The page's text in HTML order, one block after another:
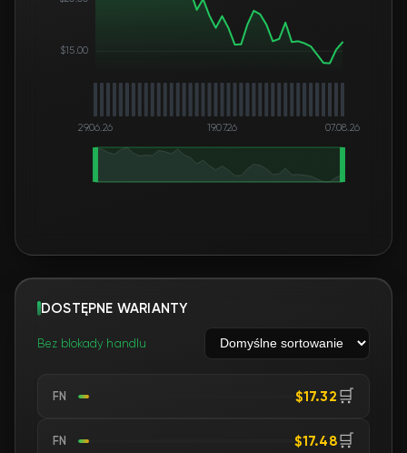
$15.00
29.06.26 19.07.26 07.08.26
DOSTĘPNE WARIANTY
Bez blokady handlu
FN $17.32 🛒
FN $17.48🛒